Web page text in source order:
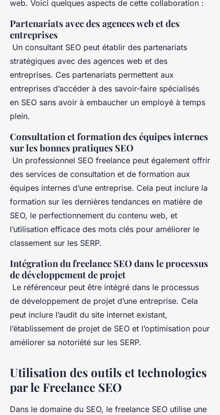
web. Voici quelques aspects de cette collaboration :
Partenariats avec des agences web et des
entreprises
Un consultant SEO peut établir des partenariats
stratégiques avec des agences web et des
entreprises. Ces partenariats permettent aux
entreprises d’accéder à des savoir-faire spécialisés
en SEO sans avoir à embaucher un employé à temps
plein.
Consultation et formation des équipes internes
sur les bonnes pratiques SEO
Un professionnel SEO freelance peut également offrir
des services de consultation et de formation aux
équipes internes d’une entreprise. Cela peut inclure la
formation sur les dernières tendances en matière de
SEO, le perfectionnement du contenu web, et
l’utilisation efficace des mots clés pour améliorer le
classement sur les SERP.
Intégration du freelance SEO dans le processus
de développement de projet
Le référenceur peut être intégré dans le processus
de développement de projet d’une entreprise. Cela
peut inclure l’audit du site internet existant,
l’établissement de projet de SEO et l’optimisation pour
améliorer sa notoriété sur les SERP.
Utilisation des outils et technologies
par le Freelance SEO
Dans le domaine du SEO, le freelance SEO utilise une